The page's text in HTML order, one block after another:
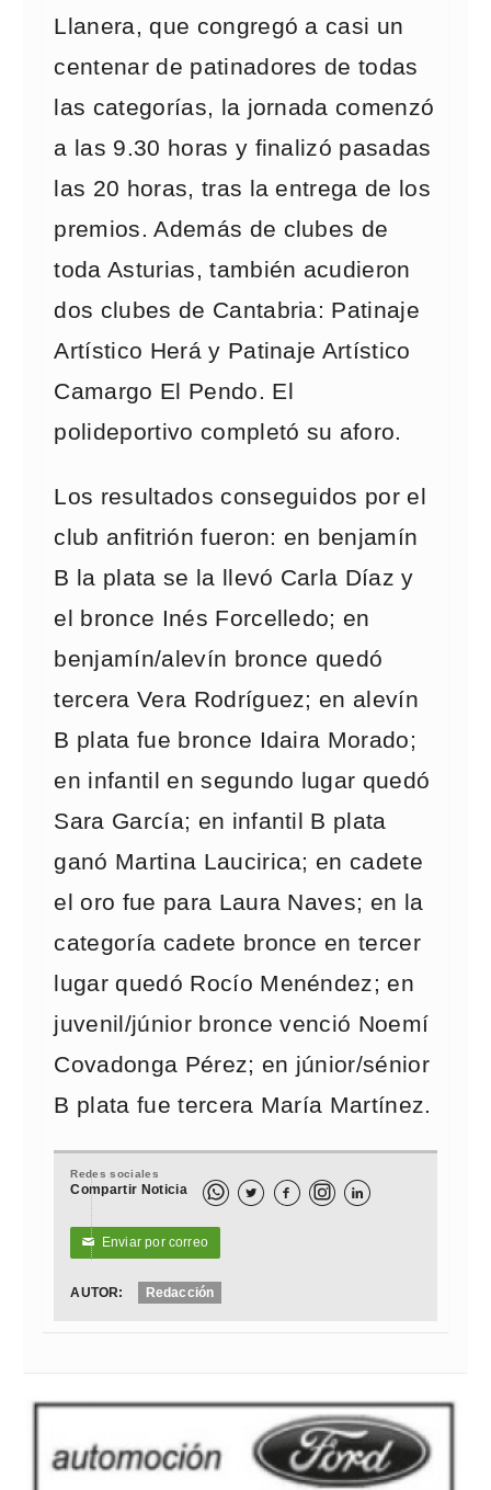
Llanera, que congregó a casi un
centenar de patinadores de todas
las categorías, la jornada comenzó
a las 9.30 horas y finalizó pasadas
las 20 horas, tras la entrega de los
premios. Además de clubes de
toda Asturias, también acudieron
dos clubes de Cantabria: Patinaje
Artístico Herá y Patinaje Artístico
Camargo El Pendo. El
polideportivo completó su aforo.
Los resultados conseguidos por el
club anfitrión fueron: en benjamín
B la plata se la llevó Carla Díaz y
el bronce Inés Forcelledo; en
benjamín/alevín bronce quedó
tercera Vera Rodríguez; en alevín
B plata fue bronce Idaira Morado;
en infantil en segundo lugar quedó
Sara García; en infantil B plata
ganó Martina Laucirica; en cadete
el oro fue para Laura Naves; en la
categoría cadete bronce en tercer
lugar quedó Rocío Menéndez; en
juvenil/júnior bronce venció Noemí
Covadonga Pérez; en júnior/sénior
B plata fue tercera María Martínez.
Redes sociales
Compartir Noticia   
✉ Enviar por correo
AUTOR: Redacción